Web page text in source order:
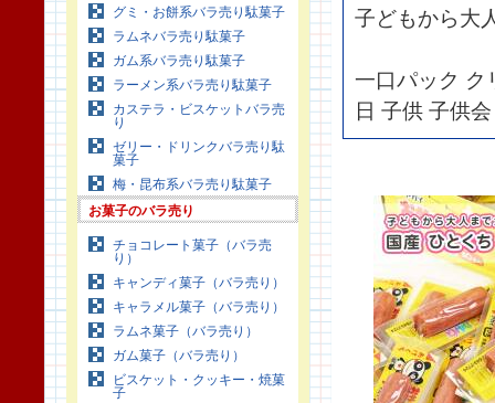
グミ・お餅系バラ売り駄菓子
ラムネバラ売り駄菓子
ガム系バラ売り駄菓子
ラーメン系バラ売り駄菓子
カステラ・ビスケットバラ売
り
ゼリー・ドリンクバラ売り駄
菓子
梅・昆布系バラ売り駄菓子
お菓子のバラ売り
チョコレート菓子（バラ売
り）
キャンディ菓子（バラ売り）
キャラメル菓子（バラ売り）
ラムネ菓子（バラ売り）
ガム菓子（バラ売り）
ビスケット・クッキー・焼菓
子
子どもから大
一口パック ク
日 子供 子供